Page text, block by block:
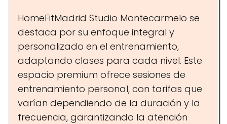
HomeFitMadrid Studio Montecarmelo se
destaca por su enfoque integral y
personalizado en el entrenamiento,
adaptando clases para cada nivel. Este
espacio premium ofrece sesiones de
entrenamiento personal, con tarifas que
varían dependiendo de la duración y la
frecuencia, garantizando la atención